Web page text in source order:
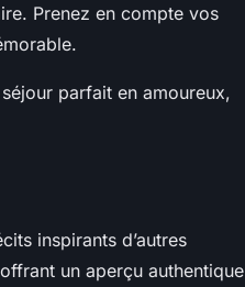
Prenez en compte vos
parfait en amoureux,
inspirants d’autres
un aperçu authentique